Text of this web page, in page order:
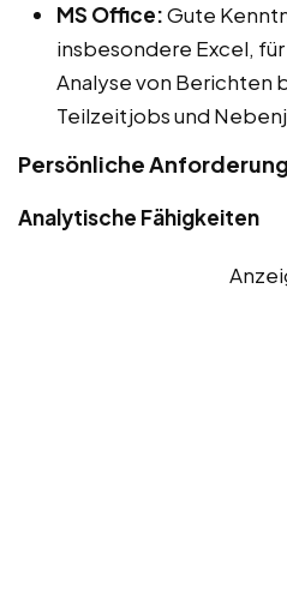
MS Office:Gute
insbesondere Excel,
Analyse von Berichten
Teilzeitjobs und
Persönliche
Analytische Fähigkeiten